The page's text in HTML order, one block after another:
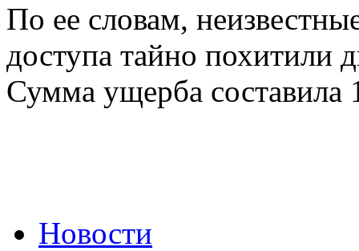
По ее словам,
доступа тайно похитили
Сумма ущерба составила
Новости